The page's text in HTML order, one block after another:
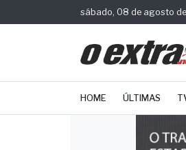
sábado, 08 de agosto
HOME ÚLTIMAS